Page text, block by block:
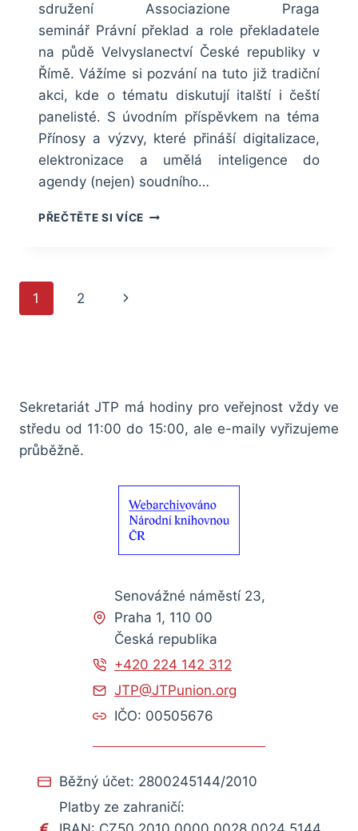
sdružení Associazione Praga
seminář Právní překlad a role překladatele
na půdě Velvyslanectví České republiky v
Římě. Vážíme si pozvání na tuto již tradiční
akci, kde o tématu diskutují italští i čeští
panelisté. S úvodním příspěvkem na téma
Přínosy a výzvy, které přináší digitalizace,
elektronizace a umělá inteligence do
agendy (nejen) soudního…
PŘEČTĚTE SI VÍCESEMINÁŘ
Navigace
na
1 2
Další
Sekretariát JTP má hodiny pro veřejnost vždy ve
středu od 11:00 do 15:00, ale e-maily vyřizujeme
průběžně.
Senovážné náměstí 23,
Praha 1, 110 00
Česká republika
+420 224 142 312
JTP@JTPunion.org
IČO: 00505676
Běžný účet: 2800245144/2010
Platby ze zahraničí: